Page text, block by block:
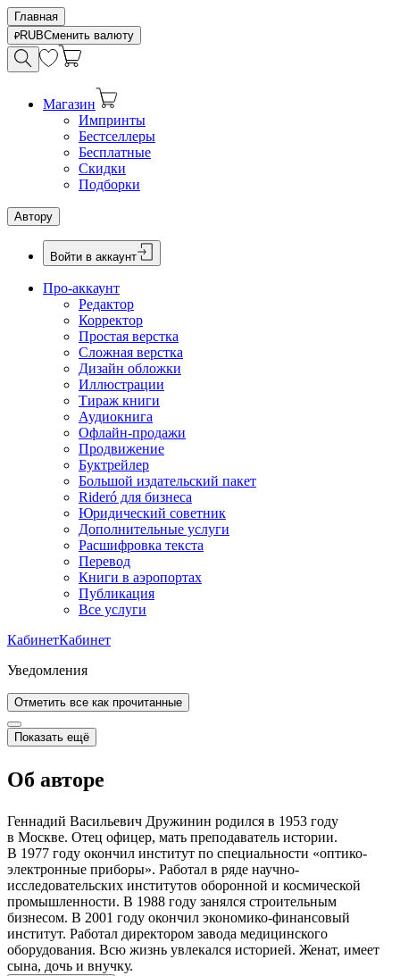
Главная
RUBСменить валюту
Магазин
Импринты
Бестселлеры
Бесплатные
Скидки
Подборки
Автору
Войти в аккаунт
Про-аккаунт
Редактор
Корректор
Простая верстка
Сложная верстка
Дизайн обложки
Иллюстрации
Тираж книги
Аудиокнига
Офлайн-продажи
Продвижение
Буктрейлер
Большой издательский пакет
Rideró для бизнеса
Юридический советник
Дополнительные услуги
Расшифровка текста
Перевод
Книги в аэропортах
Публикация
Все услуги
КабинетКабинет
Уведомления
Отметить все как прочитанные
Показать ещё
Об авторе
Геннадий Васильевич Дружинин родился в 1953 году
в Москве. Отец офицер, мать преподаватель истории.
В 1977 году окончил институт по специальности «оптико-
электронные приборы». Работал в ряде научно-
исследовательских институтов оборонной и космической
промышленности. В 1988 году занялся строительным
бизнесом. В 2001 году окончил экономико-финансовый
институт. Работал директором завода медицинского
оборудования. Всю жизнь увлекался историей. Женат, имеет
сына, дочь и внучку.